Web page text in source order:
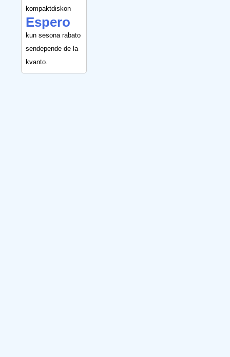
kompaktdiskon
Espero
kun sesona rabato
sendepende de la
kvanto.